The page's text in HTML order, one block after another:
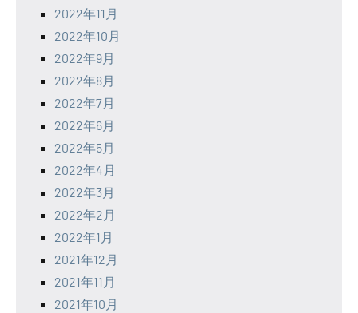
2022年11月
2022年10月
2022年9月
2022年8月
2022年7月
2022年6月
2022年5月
2022年4月
2022年3月
2022年2月
2022年1月
2021年12月
2021年11月
2021年10月